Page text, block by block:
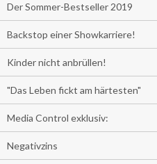
Der Sommer-Bestseller 2019
Backstop einer Showkarriere!
Kinder nicht anbrüllen!
"Das Leben fickt am härtesten"
Media Control exklusiv:
Negativzins